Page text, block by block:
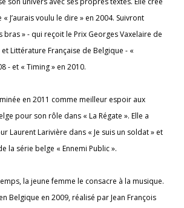
J’aurais voulu le dire » en 2004. Suivront
bras » - qui reçoit le Prix Georges Vaxelaire de
et Littérature Française de Belgique - «
- et « Timing » en 2010.
en 2011 comme meilleur espoir aux
pour son rôle dans « La Régate ». Elle a
Laurent Larivière dans « Je suis un soldat » et
la série belge « Ennemi Public ».
la jeune femme le consacre à la musique.
Belgique en 2009, réalisé par Jean François